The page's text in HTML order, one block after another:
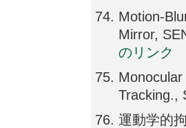
Motion-
Mirror,
のリンク
Tracking.,
運動学的